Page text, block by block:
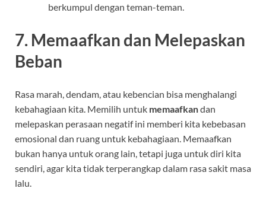
berkumpul dengan teman-teman.
7. Memaafkan dan Melepaskan
Beban
Rasa marah, dendam, atau kebencian bisa menghalangi
kebahagiaan kita. Memilih untuk memaafkandan
melepaskan perasaan negatif ini memberi kita kebebasan
emosional dan ruang untuk kebahagiaan. Memaafkan
bukan hanya untuk orang lain, tetapi juga untuk diri kita
sendiri, agar kita tidak terperangkap dalam rasa sakit masa
lalu.